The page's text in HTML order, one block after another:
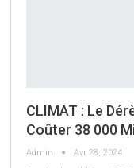
CLIMAT : Le
Coûter 38 000
Admin Avr 28, 2024